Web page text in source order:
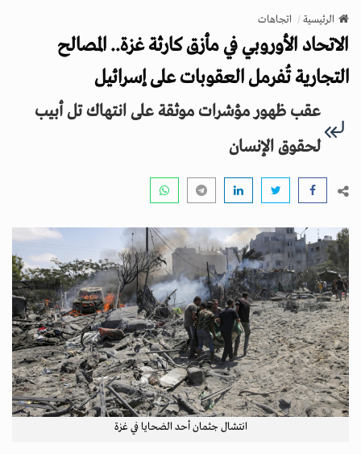
v
i
g
a
o
الرئيسية اتجاهات
الاتحاد الأوروبي في مأزق كارثة غزة.. المصالح
التجارية تُفرمل العقوبات على إسرائيل
عقب ظهور مؤشرات موثقة على انتهاك تل أبيب
لحقوق الإنسان
انتشال جثمان أحد الضحايا في غزة